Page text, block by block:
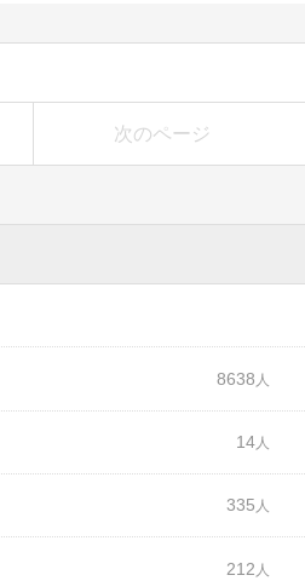
次のページ
8638
14
335
212